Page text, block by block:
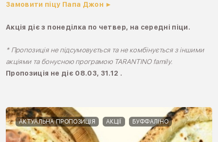
Замовити піцу Папа Джон ►
Акція діє з понеділка по четвер, на середні піци.
* Пропозиція не підсумовується та не комбінується з іншими
акціями та бонусною програмою TARANTINO family.
Пропозиція не діє 08.03, 31.12 .
АКТУАЛЬНА ПРОПОЗИЦІЯ АКЦІЇ БУФФАЛІНО